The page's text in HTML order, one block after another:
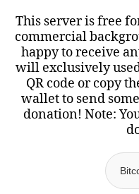
This server is free
commercial
happy to receive
will exclusively
QR code or copy
wallet to send
donation! Note: